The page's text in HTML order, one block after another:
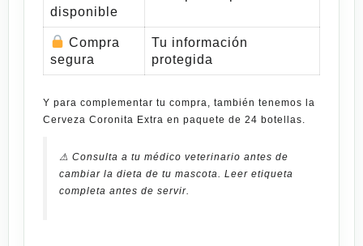
disponible
Compra
segura
Tu información
protegida
Y para complementar tu compra, también tenemos la
Cerveza Coronita Extra en paquete de 24 botellas
⚠ Consulta a tu médico veterinario antes de
cambiar la dieta de tu mascota. Leer etiqueta
completa antes de servir.